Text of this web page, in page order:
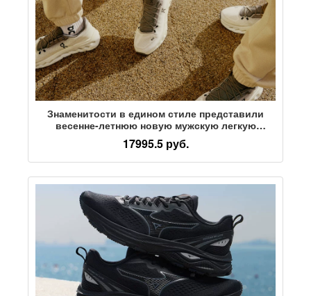
Знаменитости в едином стиле представили
весенне-летнюю новую мужскую легкую
повседневную обувь Cloudtilt
17995.5 руб.